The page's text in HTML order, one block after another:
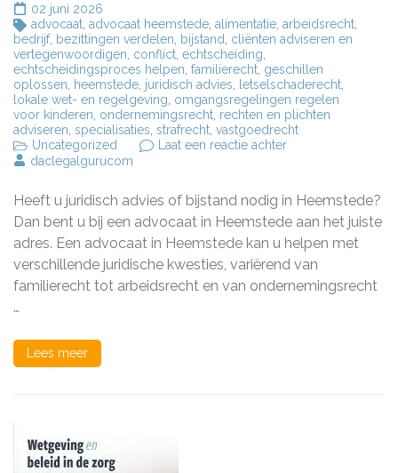
02 juni 2026
advocaat advocaat heemstede alimentatie arbeidsrecht
bedrijf, bezittingen verdelen bijstand
cliënten adviseren en
vertegenwoordigen conflict echtscheiding
echtscheidingsproces helpen familierecht geschillen
oplossen
heemstede juridisch advies letselschaderecht
lokale wet- en regelgeving omgangsregelingen regelen
voor kinderen ondernemingsrecht rechten en plichten
adviseren specialisaties strafrecht vastgoedrecht
Uncategorized
Laat een reactie achterop
Heemstede:
Uw
Betrouwbare
Partner
voor
Juridische
Bijstand
daclegalgurucom
Heeft u juridisch advies of bijstand nodig in Heemstede?
Dan bent u bij een advocaat in Heemstede aan het juiste
adres. Een advocaat in Heemstede kan u helpen met
verschillende juridische kwesties, variërend van
familierecht tot arbeidsrecht en van ondernemingsrecht
…
Lees meer